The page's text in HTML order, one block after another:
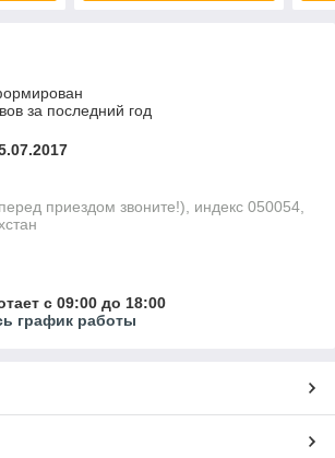
за последний год
приездом звоните!), индекс 050054,
с 09:00 до 18:00
график работы